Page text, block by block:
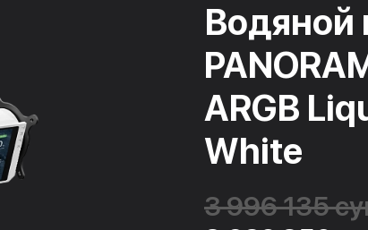
Водяной
ARGB
White
3 996 135